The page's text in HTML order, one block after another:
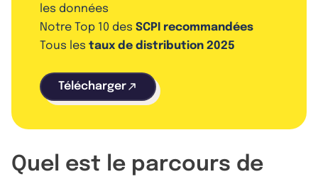
les données
Notre Top 10 des SCPI recommandées
Tous les taux de distribution 2025
Télécharger
Quel est le parcours de